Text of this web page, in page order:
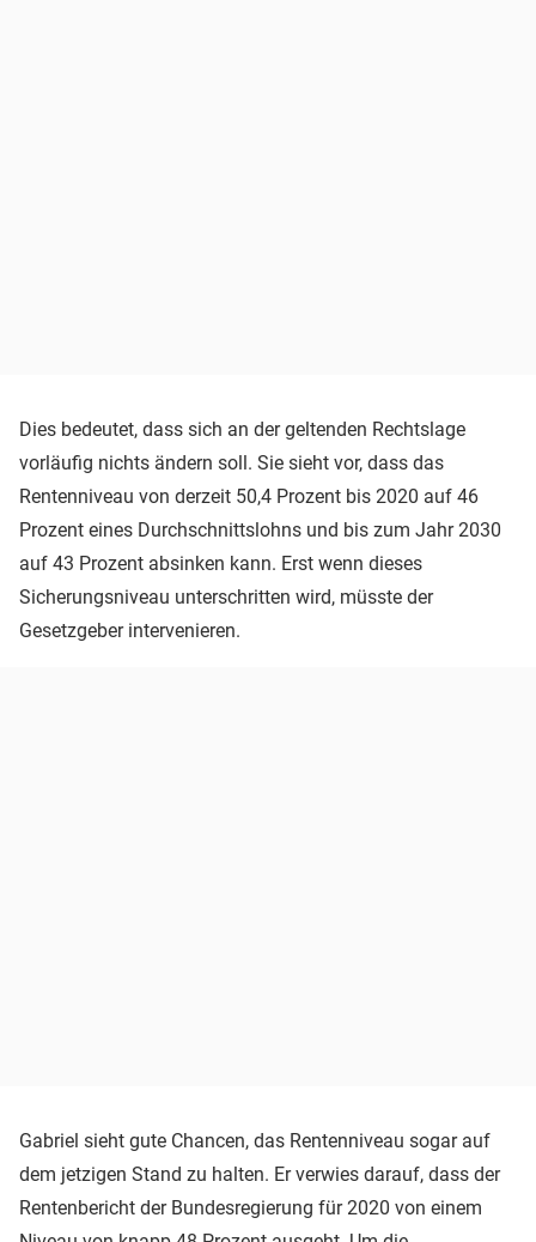
Dies bedeutet, dass sich an der geltenden Rechtslage
vorläufig nichts ändern soll. Sie sieht vor, dass das
Rentenniveau von derzeit 50,4 Prozent bis 2020 auf 46
Prozent eines Durchschnittslohns und bis zum Jahr 2030
auf 43 Prozent absinken kann. Erst wenn dieses
Sicherungsniveau unterschritten wird, müsste der
Gesetzgeber intervenieren.
Gabriel sieht gute Chancen, das Rentenniveau sogar auf
dem jetzigen Stand zu halten. Er verwies darauf, dass der
Rentenbericht der Bundesregierung für 2020 von einem